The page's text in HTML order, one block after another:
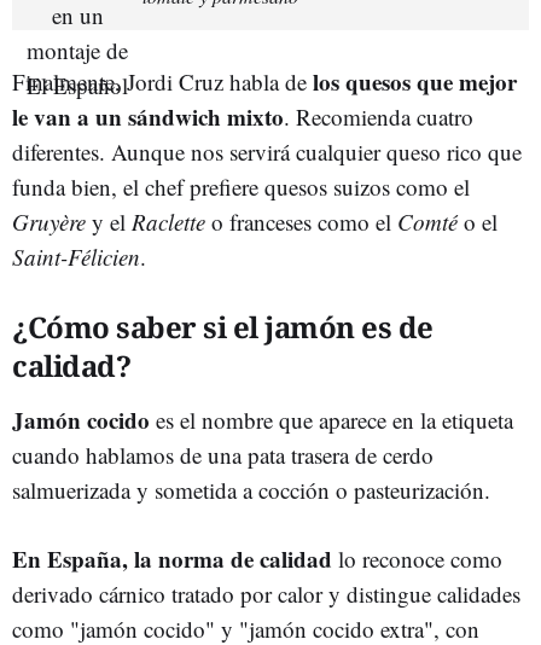
Finalmente, Jordi Cruz habla de los quesos que mejor
le van a un sándwich mixto. Recomienda cuatro
diferentes. Aunque nos servirá cualquier queso rico que
funda bien, el chef prefiere quesos suizos como el
Gruyère y el Raclette o franceses como el Comtéo el
Saint-Félicien.
¿Cómo saber si el jamón es de
calidad?
Jamón cocido es el nombre que aparece en la etiqueta
cuando hablamos de una pata trasera de cerdo
salmuerizada y sometida a cocción o pasteurización.
En España, la norma de calidad lo reconoce como
derivado cárnico tratado por calor y distingue calidades
como "jamón cocido" y "jamón cocido extra", con